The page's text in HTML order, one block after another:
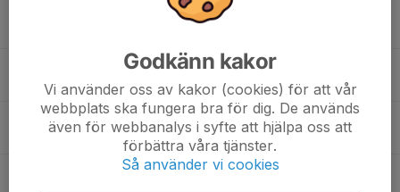
Godkänn kakor
Vi använder oss av kakor (cookies) för att vår
webbplats ska fungera bra för dig. De används
även för webbanalys i syfte att hjälpa oss att
förbättra våra tjänster.
Så använder vi cookies